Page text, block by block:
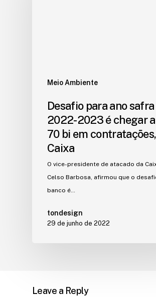
Meio Ambiente
Desafio para ano safra
2022-2023 é chegar
70 bi em
Caixa
O vice-presidente de atacado da
Celso Barbosa, afirmou que o
banco é…
tondesign
29 de junho de 2022
Leave a Reply